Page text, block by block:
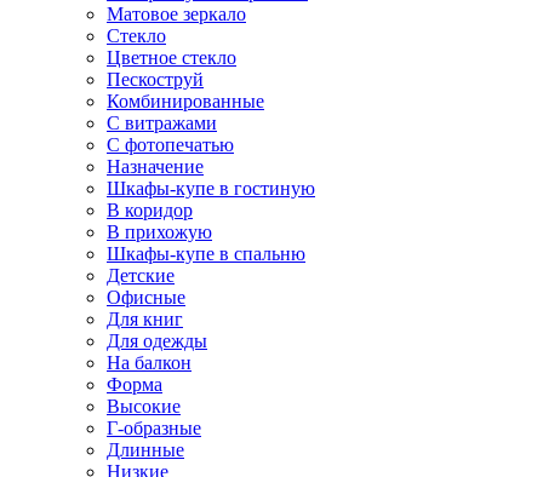
Матовое зеркало
Стекло
Цветное стекло
Пескоструй
Комбинированные
С витражами
С фотопечатью
Назначение
Шкафы-купе в гостиную
В коридор
В прихожую
Шкафы-купе в спальню
Детские
Офисные
Для книг
Для одежды
На балкон
Форма
Высокие
Г-образные
Длинные
Низкие